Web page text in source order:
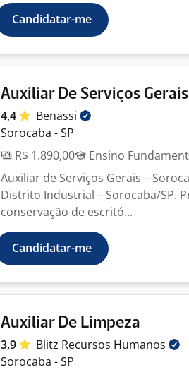
Candidatar-me
Auxiliar De Serviços Gerais
4,4
Benassi
Sorocaba - SP
R$ 1.890,00
Ensino
Auxiliar de Serviços Gerais –
Distrito Industrial – Sorocaba/SP.
conservação de escritó...
Candidatar-me
Auxiliar De Limpeza
3,9 Blitz Recursos Humanos
Sorocaba - SP